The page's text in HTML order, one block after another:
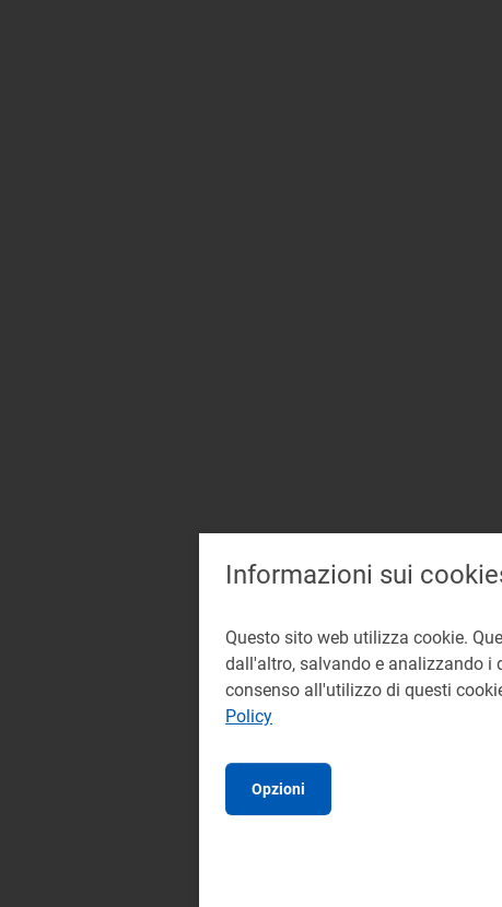
Informazioni sui
Questo sito web utilizza cookie.
dall'altro, salvando e analizzando i
consenso all'utilizzo di questi
Policy
Opzioni